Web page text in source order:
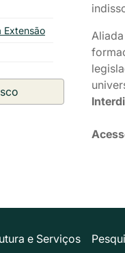
Extensão
e Serviços